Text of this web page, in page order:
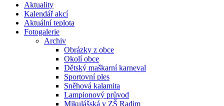
Aktuality
Kalendář akcí
Aktuální teplota
Fotogalerie
Archiv
Obrázky z obce
Okolí obce
Dětský maškarní karneval
Sportovní ples
Sněhová kalamita
Lampionový průvod
Mikulášská v ZŠ Radim